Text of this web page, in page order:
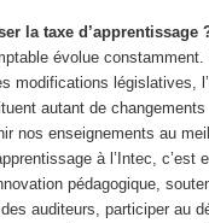
la taxe d’apprentissage
évolue constamment.
modifications législatives,
autant de changements
nos enseignements au
à l’Intec, c’est
pédagogique,
auditeurs, participer au